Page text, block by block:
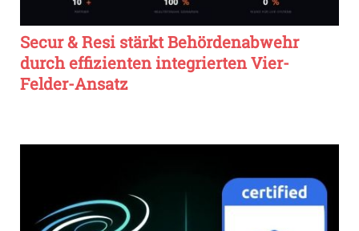
Secur & Resi stärkt Behördenabwehr
durch effizienten integrierten Vier-
Felder-Ansatz